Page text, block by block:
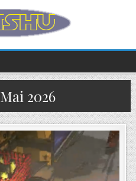
Mai 2026